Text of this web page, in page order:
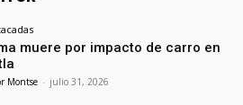
muere por impacto de carro en
Montse - julio 31, 2026